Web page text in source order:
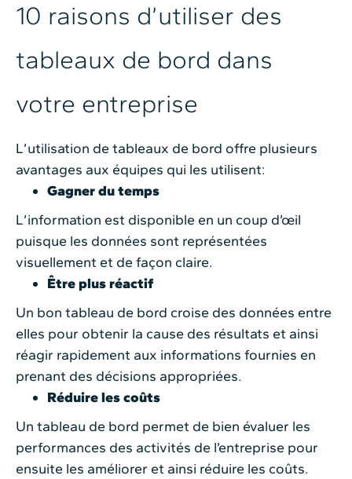
10 raisons d’utiliser des
tableaux de bord dans
votre entreprise
L’utilisation de tableaux de bord offre plusieurs
avantages aux équipes qui les utilisent:
Gagner du temps
L’information est disponible en un coup d’œil
puisque les données sont représentées
visuellement et de façon claire.
Être plus réactif
Un bon tableau de bord croise des données entre
elles pour obtenir la cause des résultats et ainsi
réagir rapidement aux informations fournies en
prenant des décisions appropriées.
Réduire les coûts
Un tableau de bord permet de bien évaluer les
performances des activités de l’entreprise pour
ensuite les améliorer et ainsi réduire les coûts.